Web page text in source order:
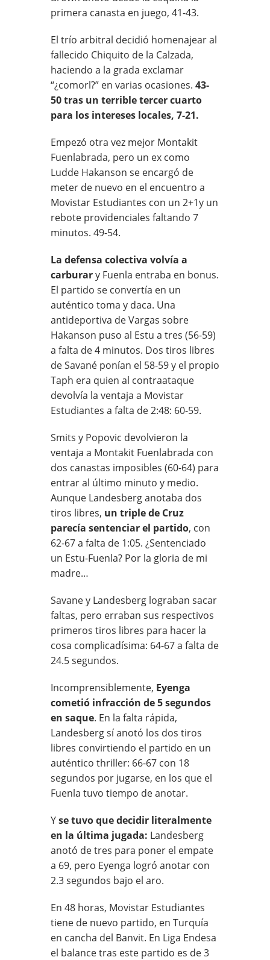
primera canasta en juego, 41-43.
El trío arbitral decidió homenajear al
fallecido Chiquito de la Calzada,
haciendo a la grada exclamar
“¿comorl?” en varias ocasiones. 43-
50 tras un terrible tercer cuarto
para los intereses locales, 7-21.
Empezó otra vez mejor Montakit
Fuenlabrada, pero un ex como
Ludde Hakanson se encargó de
meter de nuevo en el encuentro a
Movistar Estudiantes con un 2+1y un
rebote providenciales faltando 7
minutos. 49-54.
La defensa colectiva volvía a
carburary Fuenla entraba en bonus.
El partido se convertía en un
auténtico toma y daca. Una
antideportiva de Vargas sobre
Hakanson puso al Estu a tres (56-59)
a falta de 4 minutos. Dos tiros libres
de Savané ponían el 58-59 y el propio
Taph era quien al contraataque
devolvía la ventaja a Movistar
Estudiantes a falta de 2:48: 60-59.
Smits y Popovic devolvieron la
ventaja a Montakit Fuenlabrada con
dos canastas imposibles (60-64) para
entrar al último minuto y medio.
Aunque Landesberg anotaba dos
tiros libres, un triple de Cruz
parecía sentenciar el partido, con
62-67 a falta de 1:05. ¿Sentenciado
un Estu-Fuenla? Por la gloria de mi
madre…
Savane y Landesberg lograban sacar
faltas, pero erraban sus respectivos
primeros tiros libres para hacer la
cosa complicadísima: 64-67 a falta de
24.5 segundos.
Incomprensiblemente, Eyenga
cometió infracción de 5 segundos
en saque. En la falta rápida,
Landesberg sí anotó los dos tiros
libres convirtiendo el partido en un
auténtico thriller: 66-67 con 18
segundos por jugarse, en los que el
Fuenla tuvo tiempo de anotar.
Yse tuvo que decidir literalmente
en la última jugada: Landesberg
anotó de tres para poner el empate
a 69, pero Eyenga logró anotar con
2.3 segundos bajo el aro.
En 48 horas, Movistar Estudiantes
tiene de nuevo partido, en Turquía
en cancha del Banvit. En Liga Endesa
el balance tras este partido es de 3